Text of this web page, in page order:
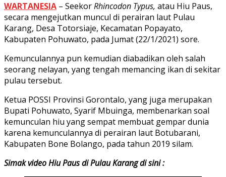
WARTANESIA – SeekorRhincodon Typus, atau Hiu Paus,
secara mengejutkan muncul di perairan laut Pulau
Karang, Desa Totorsiaje, Kecamatan Popayato,
Kabupaten Pohuwato, pada Jumat (22/1/2021) sore.
Kemunculannya pun kemudian diabadikan oleh salah
seorang nelayan, yang tengah memancing ikan di sekitar
pulau tersebut.
Ketua POSSI Provinsi Gorontalo, yang juga merupakan
Bupati Pohuwato, Syarif Mbuinga, membenarkan soal
kemunculan hiu yang sempat membuat gempar dunia
karena kemunculannya di perairan laut Botubarani,
Kabupaten Bone Bolango, pada tahun 2019 silam.
Simak video Hiu Paus di Pulau Karang di sini :